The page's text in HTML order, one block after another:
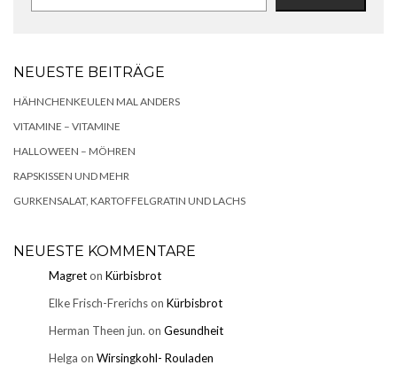
NEUESTE BEITRÄGE
HÄHNCHENKEULEN MAL ANDERS
VITAMINE – VITAMINE
HALLOWEEN – MÖHREN
RAPSKISSEN UND MEHR
GURKENSALAT, KARTOFFELGRATIN UND LACHS
NEUESTE KOMMENTARE
Magreton Kürbisbrot
Elke Frisch-Frerichson Kürbisbrot
Herman Theen jun. on Gesundheit
Helga on Wirsingkohl- Rouladen